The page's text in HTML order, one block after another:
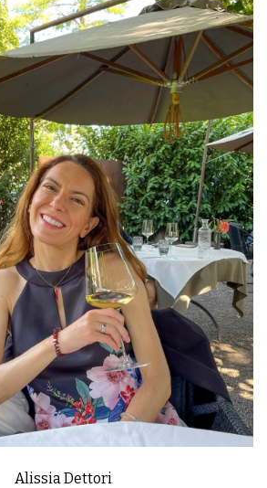
Alissia Dettori